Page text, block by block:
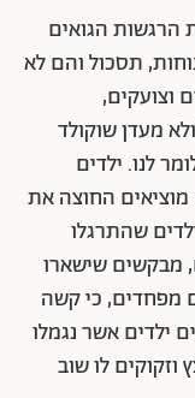
הרגשות הגואים
תסכול והם לא
וצועקים,
מעדן שוקולד
לנו. ילדים
מוציאים החוצה את
שהתרגלו
מבקשים שישארו
מפחדים, כי קשה
ילדים אשר נגמלו
לו שוב